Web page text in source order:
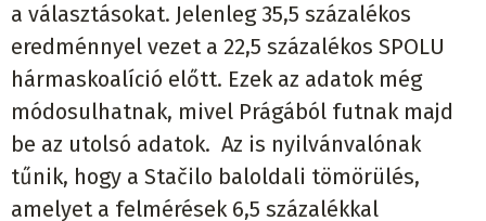
a választásokat. Jelenleg 35,5 százalékos
eredménnyel vezet a 22,5 százalékos SPOLU
hármaskoalíció előtt. Ezek az adatok még
módosulhatnak, mivel Prágából futnak majd
be az utolsó adatok. Az is nyilvánvalónak
tűnik, hogy a Stačilo baloldali tömörülés,
amelyet a felmérések 6,5 százalékkal